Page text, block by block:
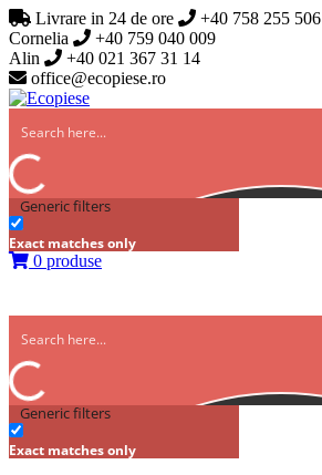
Livrare in 24 de ore
+40 758 255 506
Cornelia
+40 759 040 009
Alin
+40 021 367 31 14
office@ecopiese.ro
Generic filters
Exact matches only
0 produse
Generic filters
Exact matches only